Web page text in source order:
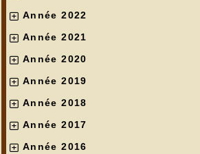
Année 2022
Année 2021
Année 2020
Année 2019
Année 2018
Année 2017
Année 2016